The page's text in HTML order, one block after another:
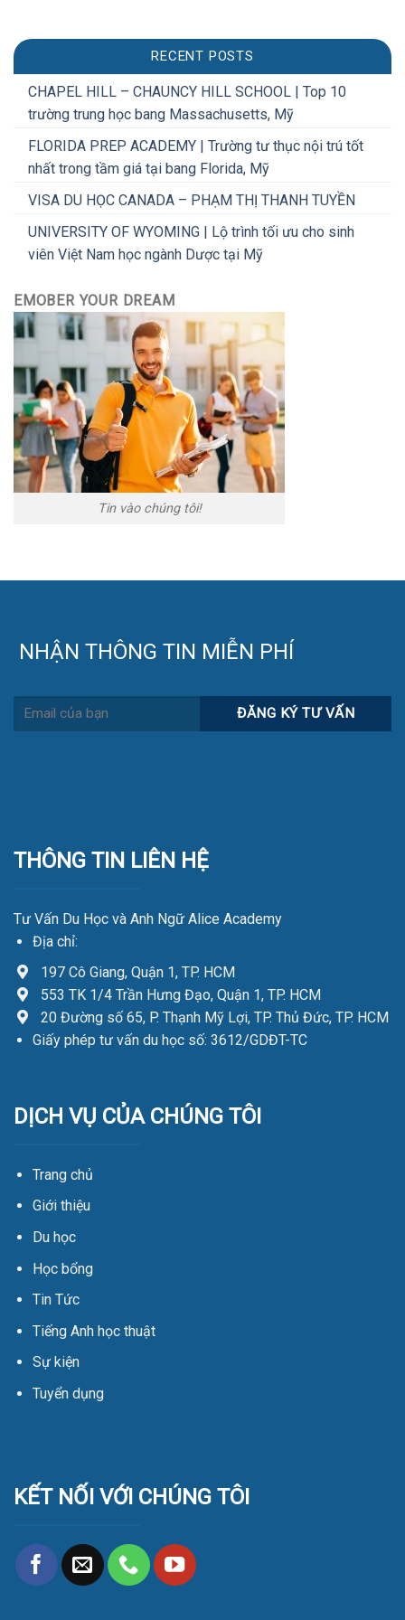
RECENT POSTS
CHAPEL HILL – CHAUNCY HILL SCHOOL | Top 10
trường trung học bang Massachusetts, Mỹ
FLORIDA PREP ACADEMY | Trường tư thục nội trú tốt
nhất trong tầm giá tại bang Florida, Mỹ
VISA DU HỌC CANADA – PHẠM THỊ THANH TUYỀN
UNIVERSITY OF WYOMING | Lộ trình tối ưu cho sinh
viên Việt Nam học ngành Dược tại Mỹ
EMOBER YOUR DREAM
Tin vào chúng tôi!
NHẬN THÔNG TIN MIỄN PHÍ
THÔNG TIN LIÊN HỆ
Tư Vấn Du Học và Anh Ngữ Alice Academy
Địa chỉ:
197 Cô Giang, Quận 1, TP. HCM
553 TK 1/4 Trần Hưng Đạo, Quận 1, TP. HCM
20 Đường số 65, P. Thạnh Mỹ Lợi, TP. Thủ Đức, TP. HCM
Giấy phép tư vấn du học số: 3612/GDĐT-TC
DỊCH VỤ CỦA CHÚNG TÔI
Trang chủ
Giới thiệu
Du học
Học bổng
Tin Tức
Tiếng Anh học thuật
Sự kiện
Tuyển dụng
KẾT NỐI VỚI CHÚNG TÔI